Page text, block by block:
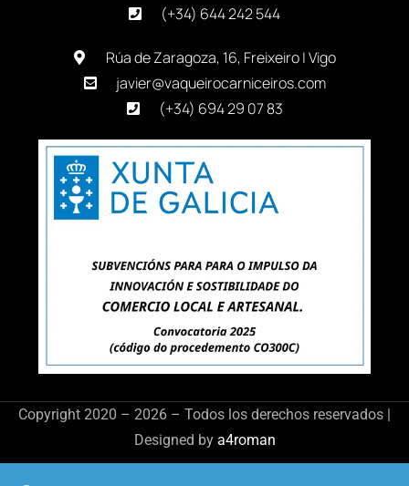
(+34) 644 242 544
Rúa de Zaragoza, 16, Freixeiro | Vigo
javier@vaqueirocarniceiros.com
(+34) 694 29 07 83
Copyright 2020 – 2026 – Todos los derechos reservados |
Designed by a4roman